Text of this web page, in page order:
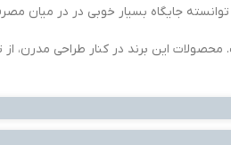
توانسته جایگاه بسیار خوبی در در میان
این برند در کنار طراحی مدرن، از